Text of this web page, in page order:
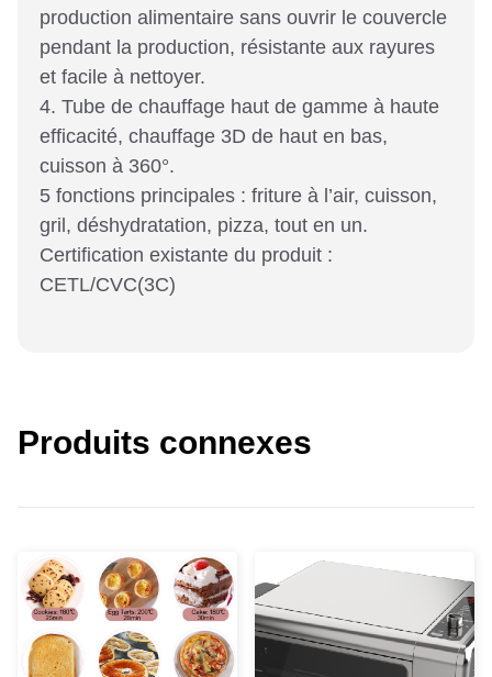
production alimentaire sans ouvrir le couvercle
pendant la production, résistante aux rayures
et facile à nettoyer.
4. Tube de chauffage haut de gamme à haute
efficacité, chauffage 3D de haut en bas,
cuisson à 360°.
5 fonctions principales : friture à l’air, cuisson,
gril, déshydratation, pizza, tout en un.
Certification existante du produit :
CETL/CVC(3C)
Produits connexes